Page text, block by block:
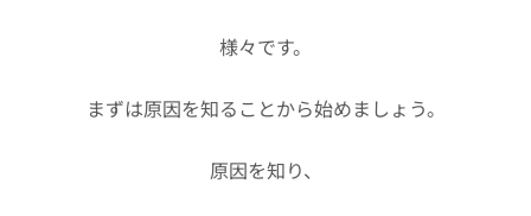
様々です。
まずは原因を知ることから始めましょう。
原因を知り、